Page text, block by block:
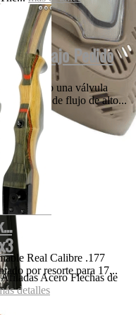
2022 Bajo Pedido
una válvula
tecnología de flujo de alto...
Real Calibre .177
por resorte para 17...
Acero Flechas de
detalles